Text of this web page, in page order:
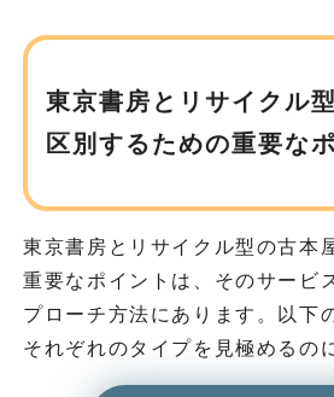
東京書房とリサイクル
区別するための重要な
東京書房とリサイクル型の古本
重要なポイントは、そのサービ
プローチ方法にあります。以下
それぞれのタイプを見極めるの